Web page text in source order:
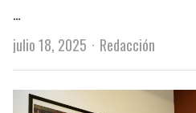
…
julio 18, 2025
Author
Redacción